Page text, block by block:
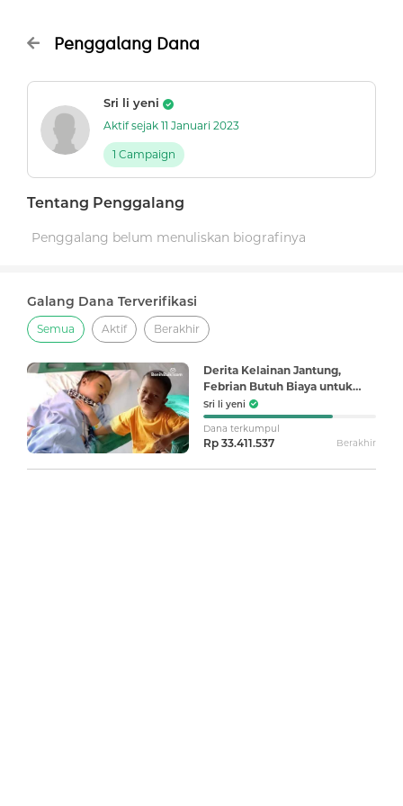
Penggalang Dana
Sri li yeni
Aktif sejak 11 Januari 2023
1 Campaign
Tentang Penggalang
Penggalang belum menuliskan biografinya
Galang Dana Terverifikasi
Semua Aktif Berakhir
Derita Kelainan Jantung,
Febrian Butuh Biaya untuk
Operasi
Sri li yeni
Dana terkumpul
Rp 33.411.537 Berakhir